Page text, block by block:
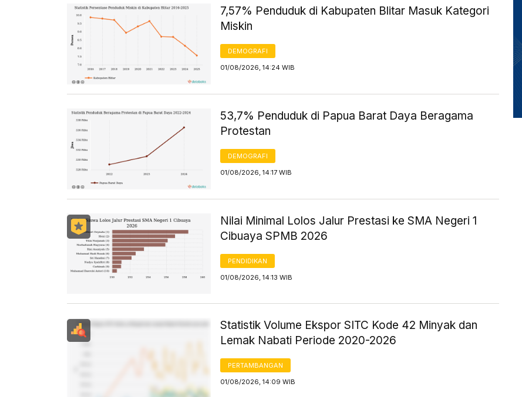
7,57% Penduduk di Kabupaten Blitar Masuk Kategori
Miskin
DEMOGRAFI
01/08/2026, 14:24 WIB
53,7% Penduduk di Papua Barat Daya Beragama
Protestan
DEMOGRAFI
01/08/2026, 14:17 WIB
Nilai Minimal Lolos Jalur Prestasi ke SMA Negeri 1
Cibuaya SPMB 2026
PENDIDIKAN
01/08/2026, 14:13 WIB
Statistik Volume Ekspor SITC Kode 42 Minyak dan
Lemak Nabati Periode 2020-2026
PERTAMBANGAN
01/08/2026, 14:09 WIB